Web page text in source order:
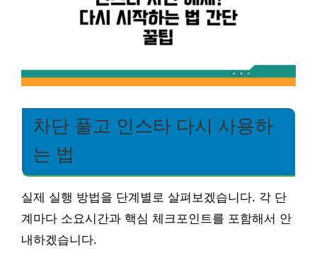
차단 풀고 인스타 다시 사용하
는 법
실제 실행 방법을 단계별로 살펴보겠습니다. 각 단
계마다 소요시간과 핵심 체크포인트를 포함해서 안
내하겠습니다.